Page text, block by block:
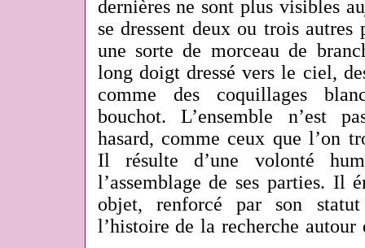
dernières ne sont plus visibles
se dressent deux ou trois autres
une sorte de morceau de
long doigt dressé vers le ciel,
comme des coquillages
bouchot. L’ensemble n’est
hasard, comme ceux que l’on
Il résulte d’une volonté
l’assemblage de ses parties. Il
objet, renforcé par son
l’histoire de la recherche autour